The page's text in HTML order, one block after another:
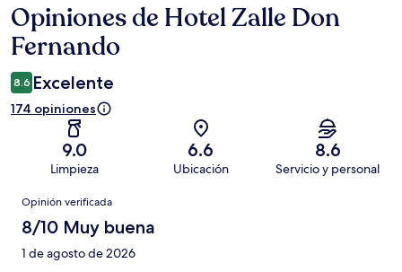
Opiniones
Opiniones de Hotel Zalle Don
Fernando
8.6 Excelente
174 opiniones
9.0
Limpieza
6.6
Ubicación
8.6
Servicio y personal
Opiniones
Opinión verificada
8/10 Muy buena
1 de agosto de 2026